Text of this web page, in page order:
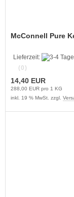
McConnell Pure
Lieferzeit:
(0)
14,40 EUR
288,00 EUR pro 1 KG
inkl. 19 % MwSt. zzgl.